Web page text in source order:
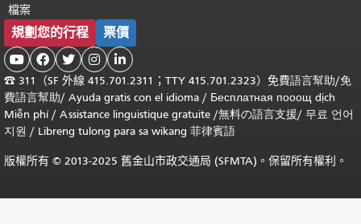
檔案
規劃您的行程 票價
    
☎ 311（SF 外線 415.701.2311；TTY 415.701.2323）免費語言幫助/免
費語言幫助/ Ayuda gratis con el idioma / Бесплатная пооощ dịch
Miễn phí/ Assistance linguistique gratuite /無料の語言支援/ 무료 언어
지원 / Libreng tulong para sa wikang 菲律賓語
版權所有 © 2013-2025 舊金山市政交通局 (SFMTA)。保留所有權利。